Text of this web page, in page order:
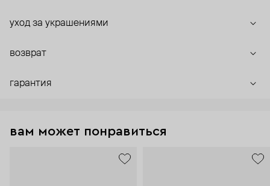
уход за украшениями
возврат
гарантия
вам может понравиться